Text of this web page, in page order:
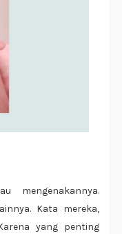
mengenakannya.
Kata mereka,
yang penting